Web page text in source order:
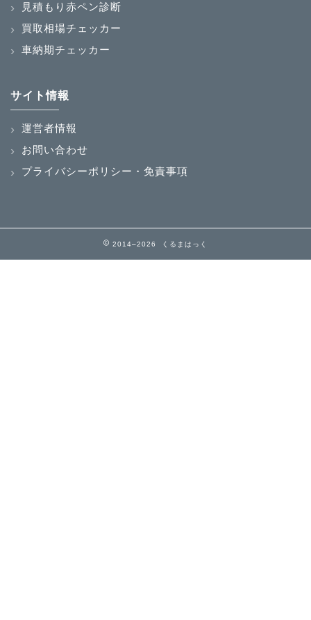
見積もり赤ペン診断
買取相場チェッカー
車納期チェッカー
サイト情報
運営者情報
お問い合わせ
プライバシーポリシー・免責事項
2014–2026 くるまはっく